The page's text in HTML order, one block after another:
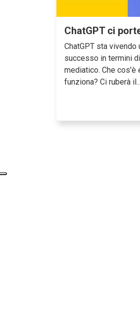
ChatGPT ci
ChatGPT sta vivendo
successo in termini
mediatico. Che cos'è
funziona? Ci ruberà il...